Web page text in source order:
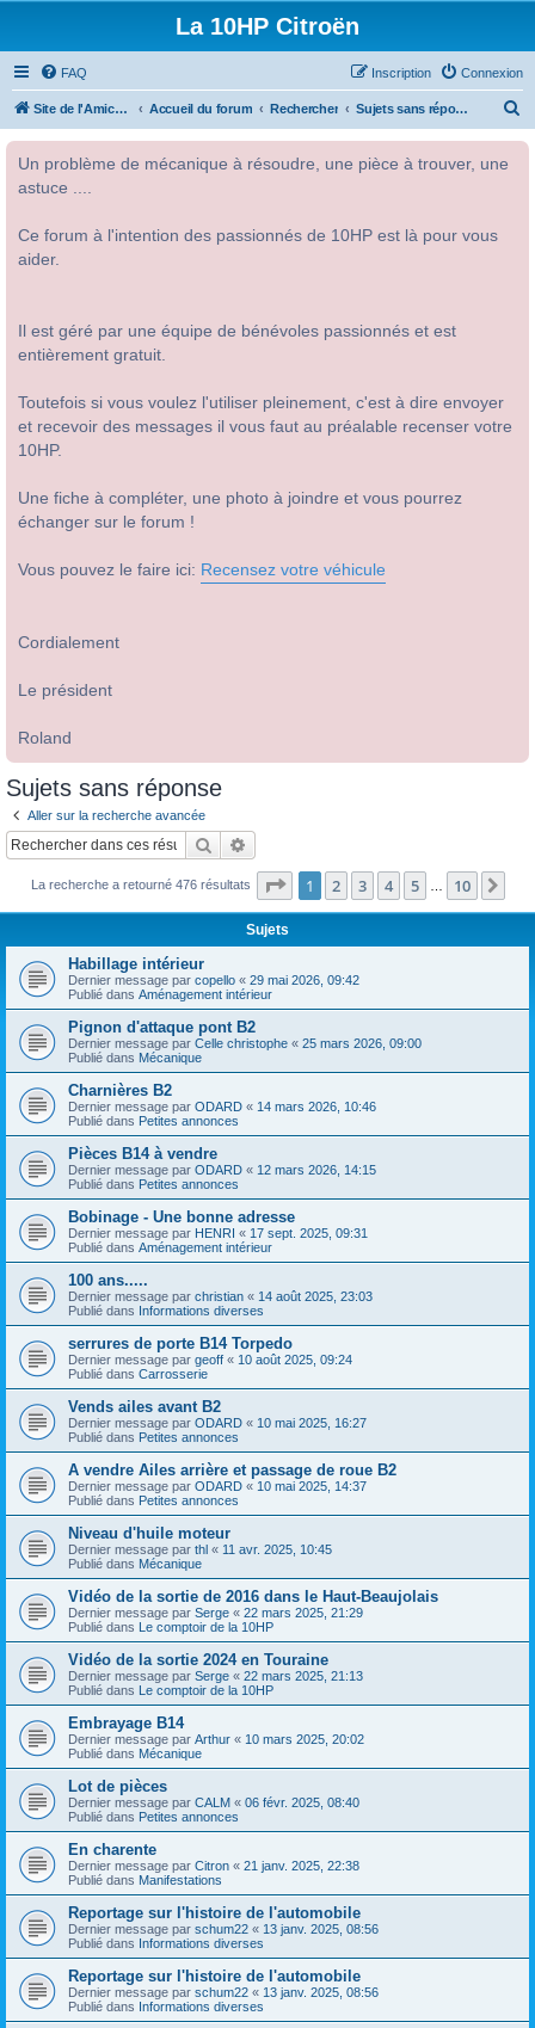
La 10HP Citroën
FAQ Connexion
Inscription
Site de l'Amicale Citroën 10HP Accueil du forum Rechercher Sujets sans réponse
Un problème de mécanique à résoudre, une pièce à trouver, une
astuce ....
Ce forum à l'intention des passionnés de 10HP est là pour vous
aider.
Il est géré par une équipe de bénévoles passionnés et est
entièrement gratuit.
Toutefois si vous voulez l'utiliser pleinement, c'est à dire envoyer
et recevoir des messages il vous faut au préalable recenser votre
10HP.
Une fiche à compléter, une photo à joindre et vous pourrez
échanger sur le forum !
Vous pouvez le faire ici: Recensez votre véhicule
Cordialement
Le président
Roland
Sujets sans réponse
Aller sur la recherche avancée
Rechercher
La recherche a retourné 476 résultats Page 1sur10
1 2 3 4 5 10
Sujets
Habillage intérieur
Dernier message par copello « 29 mai 2026, 09:42
Publié dans Aménagement intérieur
Pignon d'attaque pont B2
Dernier message par Celle christophe « 25 mars 2026, 09:00
Publié dans Mécanique
Charnières B2
Dernier message par ODARD « 14 mars 2026, 10:46
Publié dans Petites annonces
Pièces B14 à vendre
Dernier message par ODARD « 12 mars 2026, 14:15
Publié dans Petites annonces
Bobinage - Une bonne adresse
Dernier message par HENRI « 17 sept. 2025, 09:31
Publié dans Aménagement intérieur
100 ans.....
Dernier message par christian « 14 août 2025, 23:03
Publié dans Informations diverses
serrures de porte B14 Torpedo
Dernier message par geoff « 10 août 2025, 09:24
Publié dans Carrosserie
Vends ailes avant B2
Dernier message par ODARD « 10 mai 2025, 16:27
Publié dans Petites annonces
A vendre Ailes arrière et passage de roue B2
Dernier message par ODARD « 10 mai 2025, 14:37
Publié dans Petites annonces
Niveau d'huile moteur
Dernier message par thl « 11 avr. 2025, 10:45
Publié dans Mécanique
Vidéo de la sortie de 2016 dans le Haut-Beaujolais
Dernier message par Serge « 22 mars 2025, 21:29
Publié dans Le comptoir de la 10HP
Vidéo de la sortie 2024 en Touraine
Dernier message par Serge « 22 mars 2025, 21:13
Publié dans Le comptoir de la 10HP
Embrayage B14
Dernier message par Arthur « 10 mars 2025, 20:02
Publié dans Mécanique
Lot de pièces
Dernier message par CALM « 06 févr. 2025, 08:40
Publié dans Petites annonces
En charente
Dernier message par Citron « 21 janv. 2025, 22:38
Publié dans Manifestations
Reportage sur l'histoire de l'automobile
Dernier message par schum22 « 13 janv. 2025, 08:56
Publié dans Informations diverses
Reportage sur l'histoire de l'automobile
Dernier message par schum22 « 13 janv. 2025, 08:56
Publié dans Informations diverses